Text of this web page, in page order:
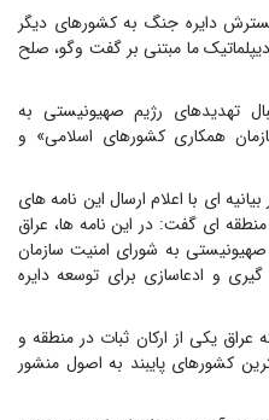
دایره جنگ به کشورهای دیگر
ما مبتنی بر گفت وگو، صلح
تهدیدهای رژیم صهیونیستی به
همکاری کشورهای اسلامی» و
ای با اعلام ارسال این نامه های
ای گفت: در این نامه ها، عراق
به شورای امنیت سازمان
و ادعاسازی برای توسعه دایره
عراق یکی از ارکان ثبات در منطقه و
کشورهای پایبند به اصول منشور